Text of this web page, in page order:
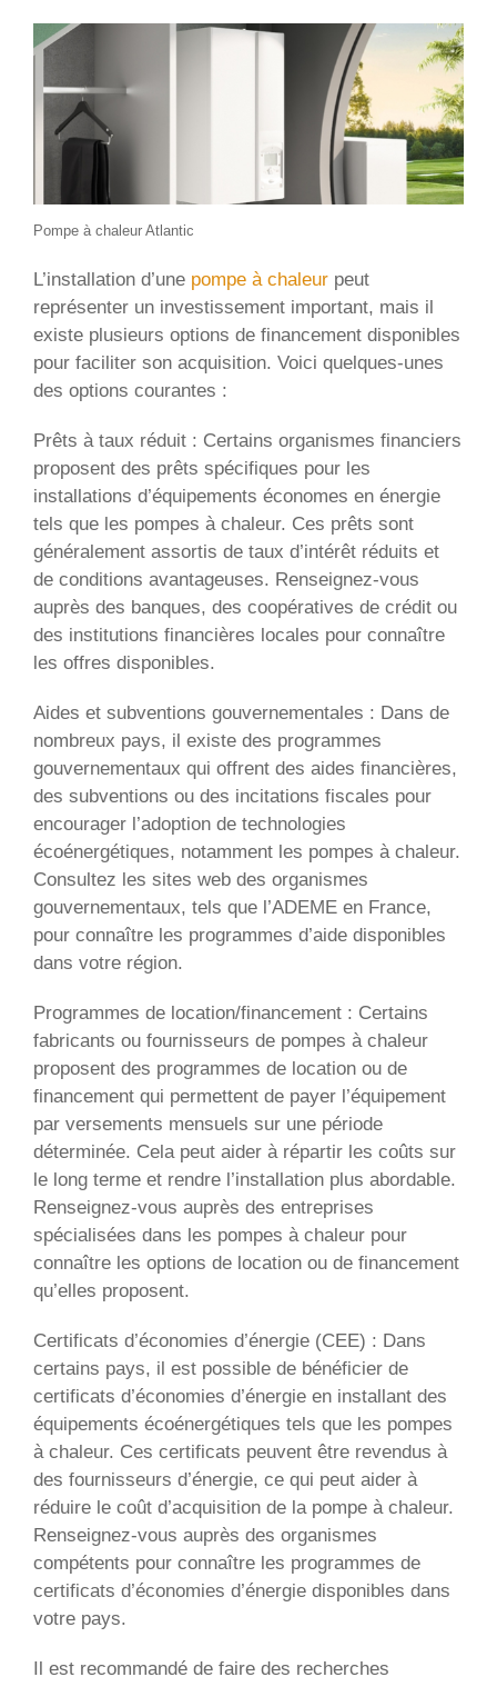
Pompe à chaleur Atlantic
L’installation d’une pompe à chaleur peut
représenter un investissement important, mais il
existe plusieurs options de financement disponibles
pour faciliter son acquisition. Voici quelques-unes
des options courantes :
Prêts à taux réduit : Certains organismes financiers
proposent des prêts spécifiques pour les
installations d’équipements économes en énergie
tels que les pompes à chaleur. Ces prêts sont
généralement assortis de taux d’intérêt réduits et
de conditions avantageuses. Renseignez-vous
auprès des banques, des coopératives de crédit ou
des institutions financières locales pour connaître
les offres disponibles.
Aides et subventions gouvernementales : Dans de
nombreux pays, il existe des programmes
gouvernementaux qui offrent des aides financières,
des subventions ou des incitations fiscales pour
encourager l’adoption de technologies
écoénergétiques, notamment les pompes à chaleur.
Consultez les sites web des organismes
gouvernementaux, tels que l’ADEME en France,
pour connaître les programmes d’aide disponibles
dans votre région.
Programmes de location/financement : Certains
fabricants ou fournisseurs de pompes à chaleur
proposent des programmes de location ou de
financement qui permettent de payer l’équipement
par versements mensuels sur une période
déterminée. Cela peut aider à répartir les coûts sur
le long terme et rendre l’installation plus abordable.
Renseignez-vous auprès des entreprises
spécialisées dans les pompes à chaleur pour
connaître les options de location ou de financement
qu’elles proposent.
Certificats d’économies d’énergie (CEE) : Dans
certains pays, il est possible de bénéficier de
certificats d’économies d’énergie en installant des
équipements écoénergétiques tels que les pompes
à chaleur. Ces certificats peuvent être revendus à
des fournisseurs d’énergie, ce qui peut aider à
réduire le coût d’acquisition de la pompe à chaleur.
Renseignez-vous auprès des organismes
compétents pour connaître les programmes de
certificats d’économies d’énergie disponibles dans
votre pays.
Il est recommandé de faire des recherches